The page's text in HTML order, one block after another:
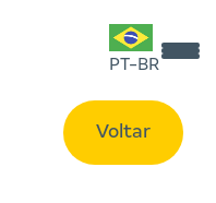
PT-BR
Voltar